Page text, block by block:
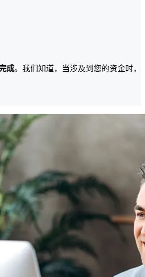
成。我们知道，当涉及到您的资金时，